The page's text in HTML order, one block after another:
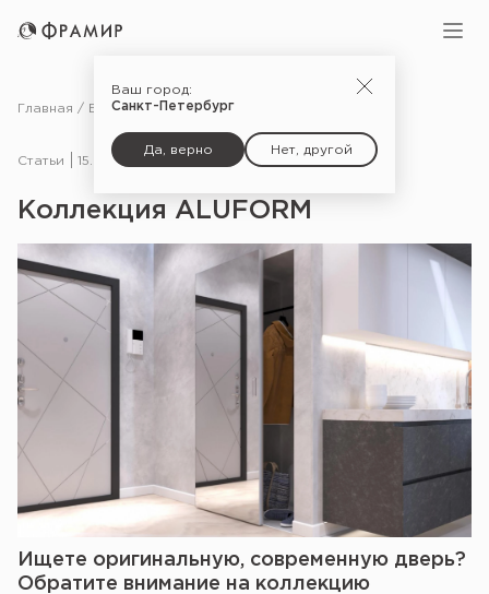
Ваш город:
Санкт-Петербург
Да, верно Нет, другой
Главная Блог Статьи
Статьи 15.04.21
Коллекция ALUFORM
Ищете оригинальную, современную дверь?
Обратите внимание на коллекцию